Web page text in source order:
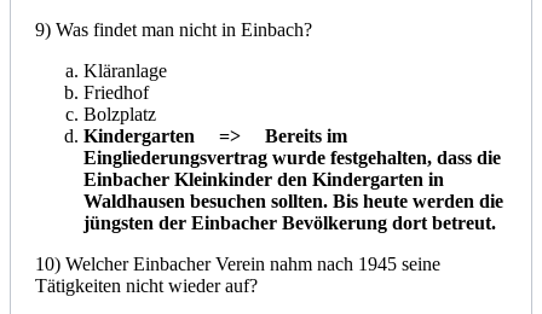
9) Was findet man nicht in Einbach?
Kläranlage
Friedhof
Bolzplatz
Kindergarten => Bereits im
Eingliederungsvertrag wurde festgehalten, dass die
Einbacher Kleinkinder den Kindergarten in
Waldhausen besuchen sollten. Bis heute werden die
jüngsten der Einbacher Bevölkerung dort betreut.
10) Welcher Einbacher Verein nahm nach 1945 seine
Tätigkeiten nicht wieder auf?